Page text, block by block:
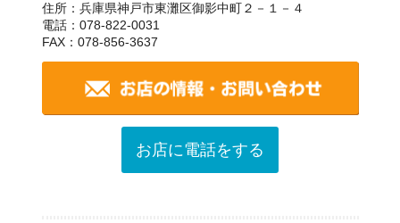
住所：兵庫県神戸市東灘区御影中町２－１－４
電話：078-822-0031
FAX：078-856-3637
お店に電話をする